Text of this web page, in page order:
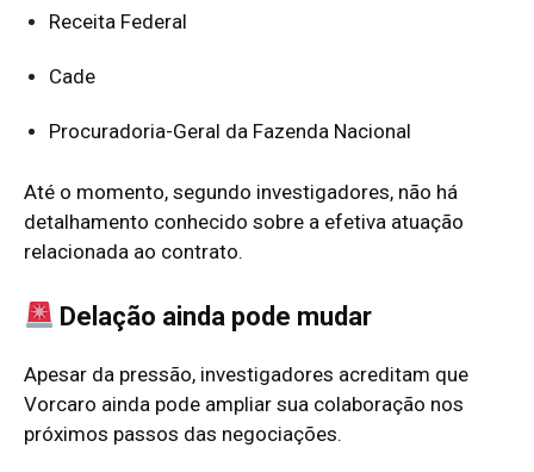
Receita Federal
Cade
Procuradoria-Geral da Fazenda Nacional
Até o momento, segundo investigadores, não há
detalhamento conhecido sobre a efetiva atuação
relacionada ao contrato.
Delação ainda pode mudar
Apesar da pressão, investigadores acreditam que
Vorcaro ainda pode ampliar sua colaboração nos
próximos passos das negociações.